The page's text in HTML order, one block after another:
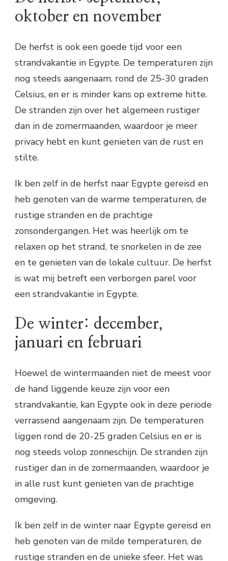
oktober en november
De herfst is ook een goede tijd voor een
strandvakantie in Egypte. De temperaturen zijn
nog steeds aangenaam, rond de 25-30 graden
Celsius, en er is minder kans op extreme hitte.
De stranden zijn over het algemeen rustiger
dan in de zomermaanden, waardoor je meer
privacy hebt en kunt genieten van de rust en
stilte.
Ik ben zelf in de herfst naar Egypte gereisd en
heb genoten van de warme temperaturen, de
rustige stranden en de prachtige
zonsondergangen. Het was heerlijk om te
relaxen op het strand, te snorkelen in de zee
en te genieten van de lokale cultuur. De herfst
is wat mij betreft een verborgen parel voor
een strandvakantie in Egypte.
De winter: december,
januari en februari
Hoewel de wintermaanden niet de meest voor
de hand liggende keuze zijn voor een
strandvakantie, kan Egypte ook in deze periode
verrassend aangenaam zijn. De temperaturen
liggen rond de 20-25 graden Celsius en er is
nog steeds volop zonneschijn. De stranden zijn
rustiger dan in de zomermaanden, waardoor je
in alle rust kunt genieten van de prachtige
omgeving.
Ik ben zelf in de winter naar Egypte gereisd en
heb genoten van de milde temperaturen, de
rustige stranden en de unieke sfeer. Het was